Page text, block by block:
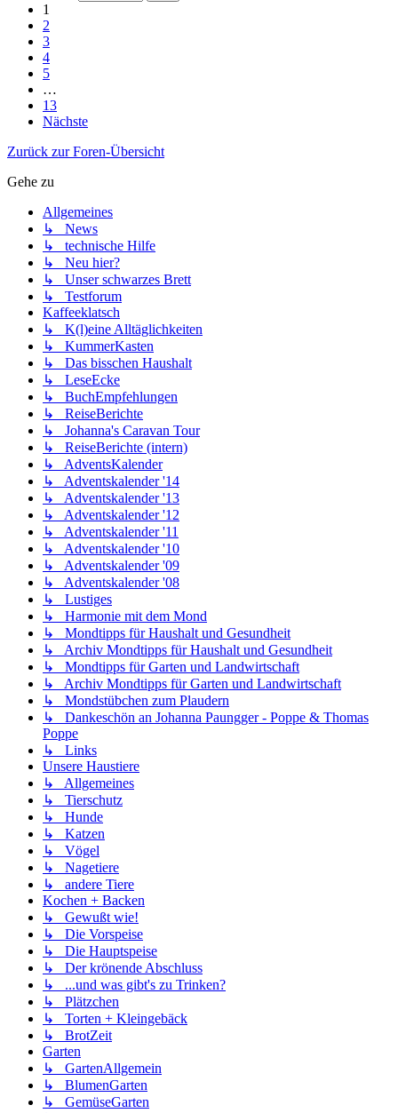
1
2
3
4
5
…
13
Nächste
Zurück zur Foren-Übersicht
Gehe zu
Allgemeines
↳ News
↳ technische Hilfe
↳ Neu hier?
↳ Unser schwarzes Brett
↳ Testforum
Kaffeeklatsch
↳ K(l)eine Alltäglichkeiten
↳ KummerKasten
↳ Das bisschen Haushalt
↳ LeseEcke
↳ BuchEmpfehlungen
↳ ReiseBerichte
↳ Johanna's Caravan Tour
↳ ReiseBerichte (intern)
↳ AdventsKalender
↳ Adventskalender '14
↳ Adventskalender '13
↳ Adventskalender '12
↳ Adventskalender '11
↳ Adventskalender '10
↳ Adventskalender '09
↳ Adventskalender '08
↳ Lustiges
↳ Harmonie mit dem Mond
↳ Mondtipps für Haushalt und Gesundheit
↳ Archiv Mondtipps für Haushalt und Gesundheit
↳ Mondtipps für Garten und Landwirtschaft
↳ Archiv Mondtipps für Garten und Landwirtschaft
↳ Mondstübchen zum Plaudern
↳ Dankeschön an Johanna Paungger - Poppe & Thomas
Poppe
↳ Links
Unsere Haustiere
↳ Allgemeines
↳ Tierschutz
↳ Hunde
↳ Katzen
↳ Vögel
↳ Nagetiere
↳ andere Tiere
Kochen + Backen
↳ Gewußt wie!
↳ Die Vorspeise
↳ Die Hauptspeise
↳ Der krönende Abschluss
↳ ...und was gibt's zu Trinken?
↳ Plätzchen
↳ Torten + Kleingebäck
↳ BrotZeit
Garten
↳ GartenAllgemein
↳ BlumenGarten
↳ GemüseGarten